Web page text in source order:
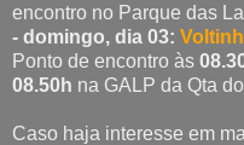
encontro no Parque das
- domingo, dia 03:
Ponto de encontro às
08.50h na GALP da Qta
Caso haja interesse em